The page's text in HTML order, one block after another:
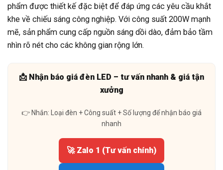
phẩm được thiết kế đặc biệt để đáp ứng các yêu cầu khắt
khe về chiếu sáng công nghiệp. Với công suất 200W mạnh
mẽ, sản phẩm cung cấp nguồn sáng dồi dào, đảm bảo tầm
nhìn rõ nét cho các không gian rộng lớn.
📩 Nhận báo giá đèn LED – tư vấn nhanh & giá tận
xưởng
👉 Nhắn: Loại đèn + Công suất + Số lượng để nhận báo giá
nhanh
🚀 Zalo 1 (Tư vấn chính)